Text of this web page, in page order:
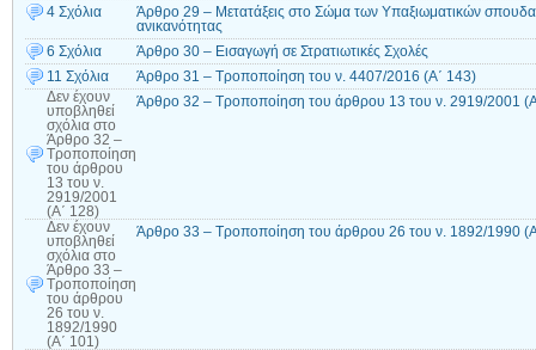
4 Σχόλια
Άρθρο 29 – Μετατάξεις στο Σώμα των Υπαξιωματικών
ανικανότητας
6 Σχόλια
Άρθρο 30 – Εισαγωγή σε Στρατιωτικές Σχολές
11 Σχόλια
Άρθρο 31 – Τροποποίηση του ν. 4407/2016 (Α΄ 143)
Δεν έχουν
υποβληθεί
σχόλια στο
Άρθρο 32 –
Τροποποίηση
του άρθρου
13 του ν.
2919/2001
(Α΄ 128)
Άρθρο 32 – Τροποποίηση του άρθρου 13 του ν. 2919/2001
Δεν έχουν
υποβληθεί
σχόλια στο
Άρθρο 33 –
Τροποποίηση
του άρθρου
26 του ν.
1892/1990
(Α΄ 101)
Άρθρο 33 – Τροποποίηση του άρθρου 26 του ν. 1892/1990